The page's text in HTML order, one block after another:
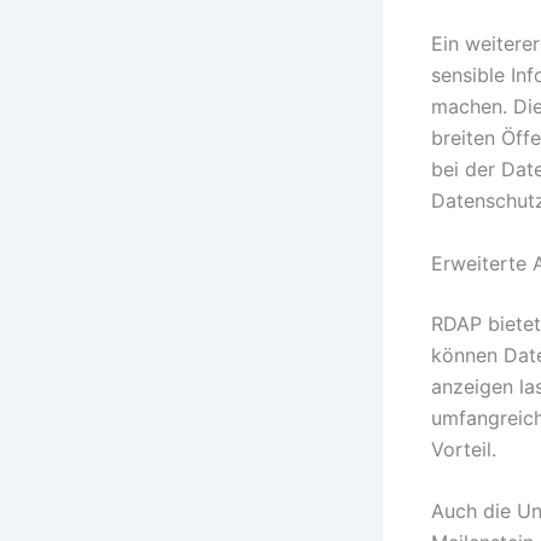
Ein
sensible
machen.
breiten
bei der
Erweiterte
RDAP
können
anzeigen
Vorteil.
Auch die